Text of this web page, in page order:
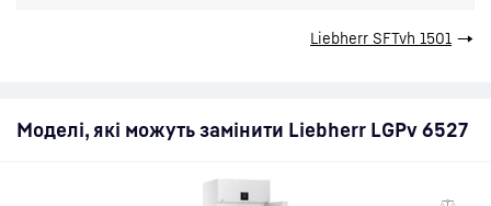
Liebherr SFTvh 1501 →
Моделі, які можуть замінити Liebherr LGPv 6527